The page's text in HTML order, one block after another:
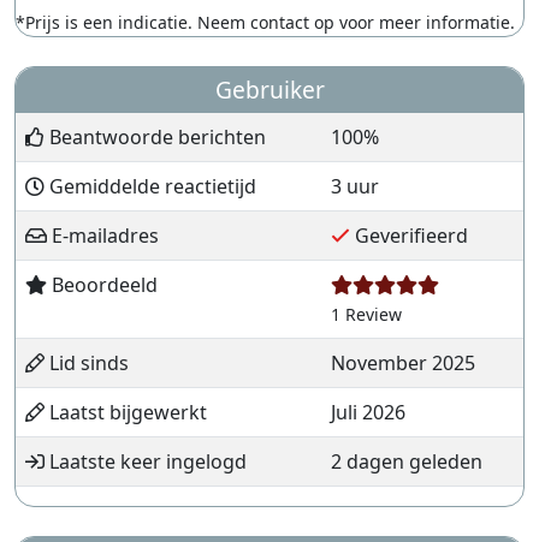
*Prijs is een indicatie. Neem contact op voor meer informatie.
Gebruiker
Beantwoorde berichten
100%
Gemiddelde reactietijd
3 uur
E-mailadres
Geverifieerd
Beoordeeld
1 Review
Lid sinds
November 2025
Laatst bijgewerkt
Juli 2026
Laatste keer ingelogd
2 dagen geleden